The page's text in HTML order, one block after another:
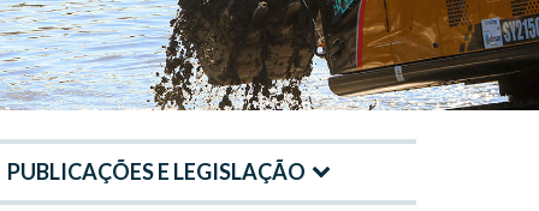
PUBLICAÇÕES E LEGISLAÇÃO